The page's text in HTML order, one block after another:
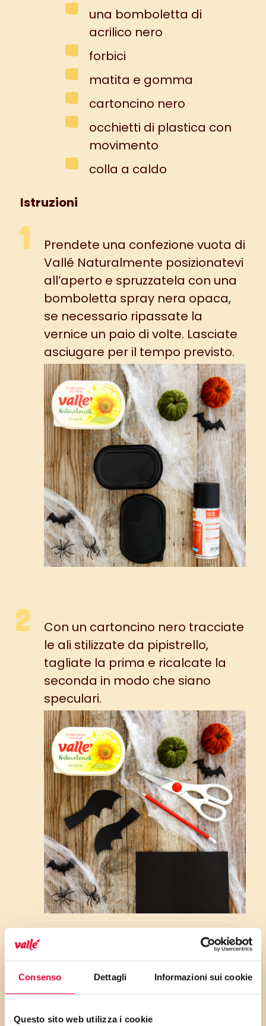
Consenso Dettagli Informazioni sui cookie
Questo sito web utilizza i cookie
una bomboletta di
acrilico nero
forbici
matita e gomma
cartoncino nero
occhietti di plastica con
movimento
colla a caldo
Istruzioni
Prendete una confezione vuota di
Vallé Naturalmente posizionatevi
all’aperto e spruzzatela con una
bomboletta spray nera opaca,
se necessario ripassate la
vernice un paio di volte. Lasciate
asciugare per il tempo previsto.
Con un cartoncino nero tracciate
le ali stilizzate da pipistrello,
tagliate la prima e ricalcate la
seconda in modo che siano
speculari.
l’aiuto della colla a caldo
confezione.